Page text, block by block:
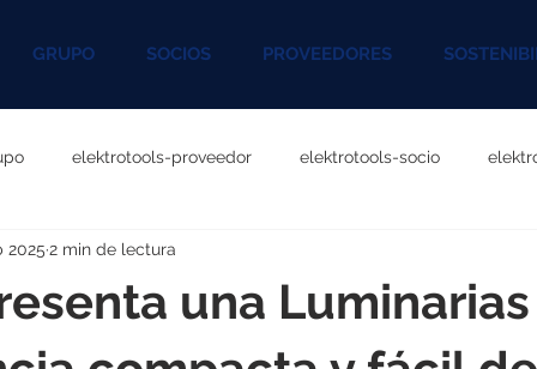
GRUPO SOCIOS PROVEEDORES
elektrotools-proveedor elektrotools-socio
P060000 elektrotools-P027000
P096000 elektrotools-P041000 elektrotools-
una
2025 2 min de lectura